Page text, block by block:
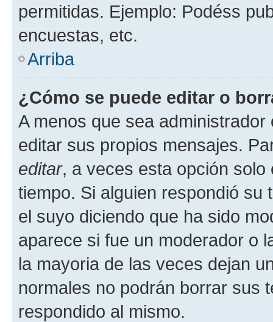
permitidas. Ejemplo: Podéss
encuestas, etc.
Arriba
¿Cómo se puede editar o
A menos que sea
editar sus propios mensajes.
editar, a veces esta opción
tiempo. Si alguien respondió su
el suyo diciendo que ha sido
aparece si fue un moderador o
la mayoria de las veces dejan
normales no podrán borrar sus
respondido al mismo.